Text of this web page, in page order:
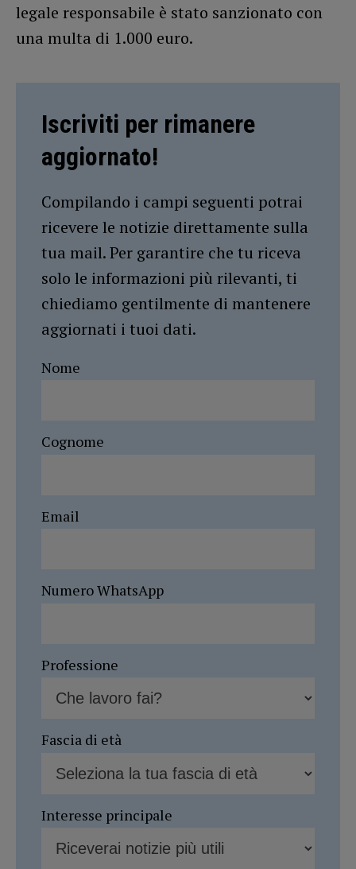
legale responsabile è stato sanzionato con
una multa di 1.000 euro.
Iscriviti per rimanere
aggiornato!
Compilando i campi seguenti potrai
ricevere le notizie direttamente sulla
tua mail. Per garantire che tu riceva
solo le informazioni più rilevanti, ti
chiediamo gentilmente di mantenere
aggiornati i tuoi dati.
Nome
Cognome
Email
Numero WhatsApp
Professione
Fascia di età
Interesse principale